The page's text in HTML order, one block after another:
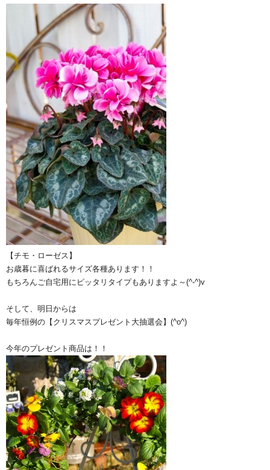
【チモ・ローゼス】
お歳暮に喜ばれるサイズ各種あります！！
もちろんご自宅用にピッタリタイプもありますよ～(^-^)v
そして、明日からは
毎年恒例の【クリスマスプレゼント大抽選会】(^o^)
今年のプレゼント商品は！！